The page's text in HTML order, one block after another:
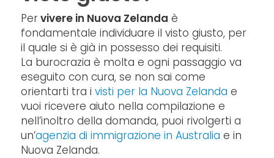
Pervivere in Nuova Zelanda è
fondamentale individuare il visto giusto, per
il quale si è già in possesso dei requisiti.
La burocrazia è molta e ogni passaggio va
eseguito con cura, se non sai come
orientarti tra i visti per la Nuova Zelanda e
vuoi ricevere aiuto nella compilazione e
nell’inoltro della domanda, puoi rivolgerti a
un’agenzia di immigrazione in Australia e in
Nuova Zelanda.